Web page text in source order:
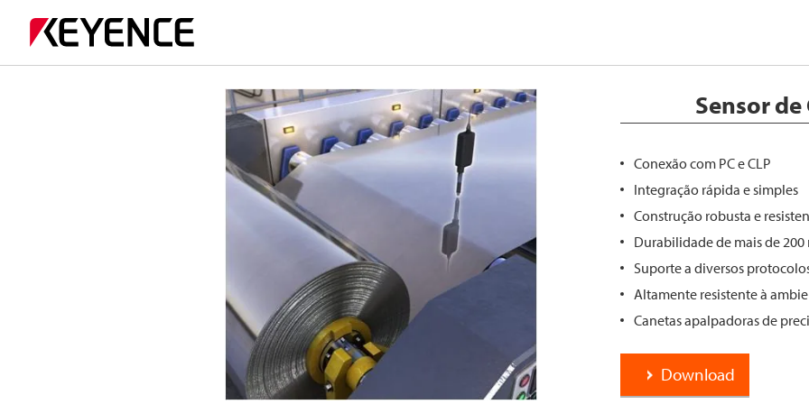
Sensor
Conexão com PC e CLP
Integração rápida e simples
Construção robusta e
Durabilidade de mais de
Suporte a diversos
Altamente resistente à
Canetas apalpadoras de
Download